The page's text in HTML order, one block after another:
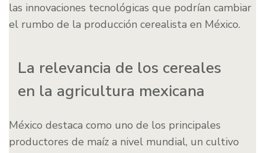
las innovaciones tecnológicas que podrían cambiar
el rumbo de la producción cerealista en México.
La relevancia de los cereales
en la agricultura mexicana
México destaca como uno de los principales
productores de maíz a nivel mundial, un cultivo